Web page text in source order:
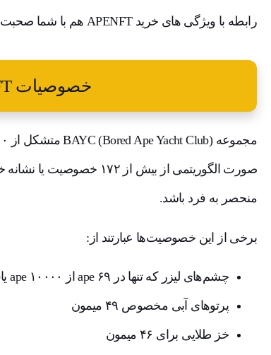
رابطه با ویژگی های خرید APENFT هم با شما صحبت کنیم.
خصوصیات APENFT چیست؟
منحصر به فرد باشد.
برخی از این خصوصیت‌ها عبارتند از:
چشم‌های لیزر که تنها در ۶۹ ape از ۱۰۰۰۰ ape یافت می‌شود.
پرتوهای آبی مخصوص ۴۹ میمون
خز طلایی برای ۴۶ میمون